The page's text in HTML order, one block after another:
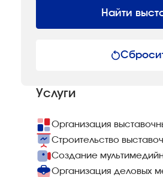
Найти
Услуги
Создание